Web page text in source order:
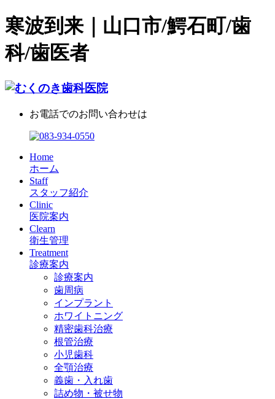
寒波到来｜山口市/鰐石町/歯
科/歯医者
お電話でのお問い合わせは
Home
ホーム
Staff
スタッフ紹介
Clinic
医院案内
Clearn
衛生管理
Treatment
診療案内
診療案内
歯周病
インプラント
ホワイトニング
精密歯科治療
根管治療
小児歯科
全顎治療
義歯・入れ歯
詰め物・被せ物